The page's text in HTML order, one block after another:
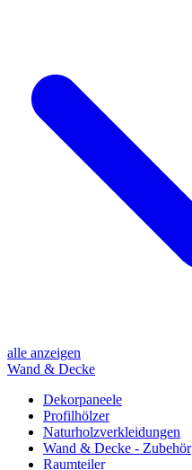
alle anzeigen
Wand & Decke
Dekorpaneele
Profilhölzer
Naturholzverkleidungen
Wand & Decke - Zubehör
Raumteiler